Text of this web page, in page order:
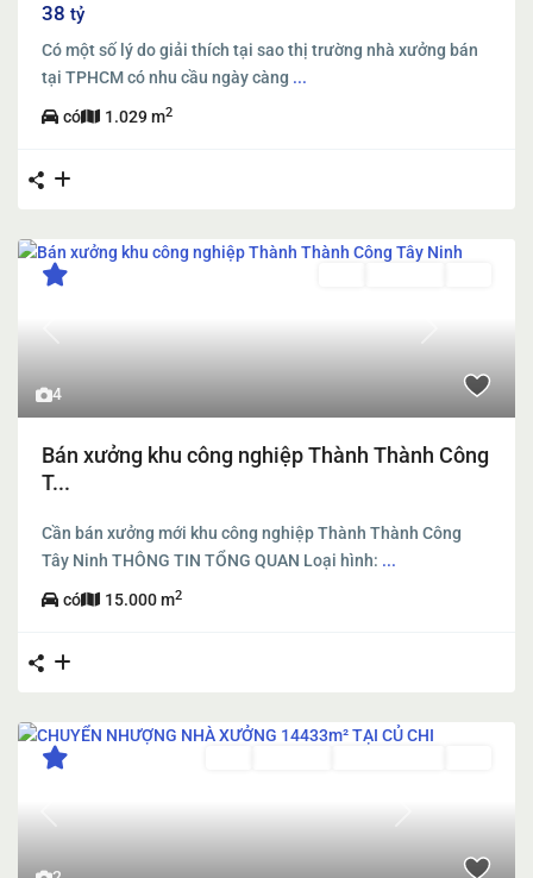
38 tỷ
Có một số lý do giải thích tại sao thị trường nhà xưởng bán
tại TPHCM có nhu cầu ngày càng ...
có 1.029 m2
4
Previous Next
Bán xưởng khu công nghiệp Thành Thành Công
T...
Cần bán xưởng mới khu công nghiệp Thành Thành Công
Tây Ninh THÔNG TIN TỔNG QUAN Loại hình: ...
có 15.000 m2
Previous Next